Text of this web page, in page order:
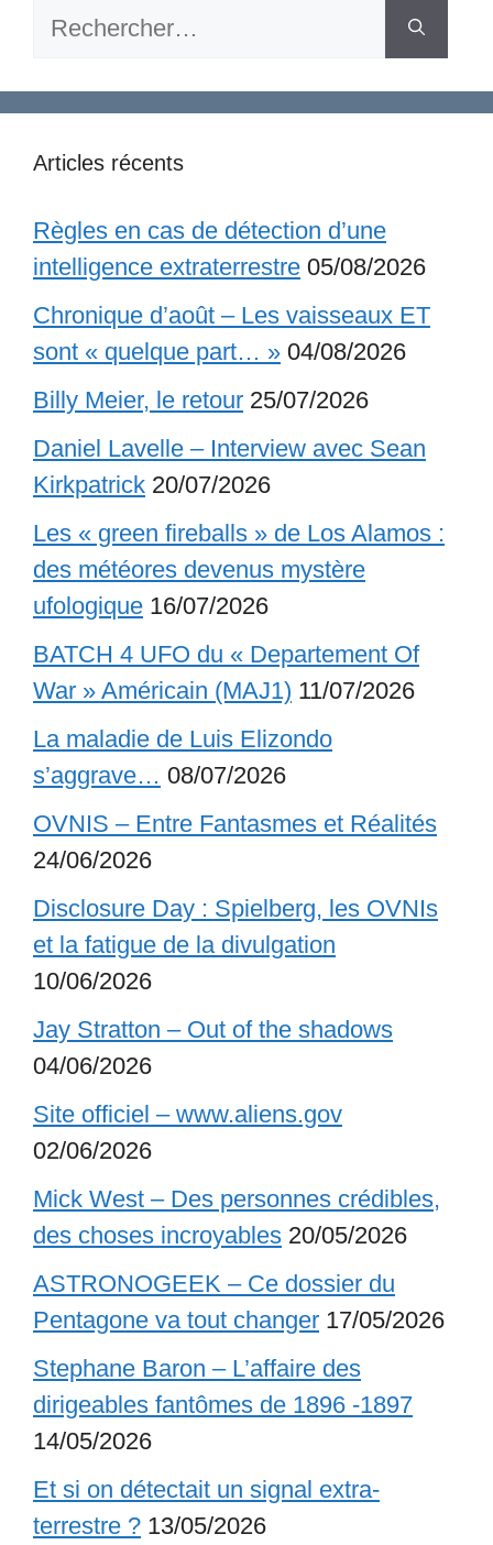
Rechercher :
Articles récents
Règles en cas de détection d’une
intelligence extraterrestre 05/08/2026
Chronique d’août – Les vaisseaux ET
sont « quelque part… » 04/08/2026
Billy Meier, le retour 25/07/2026
Daniel Lavelle – Interview avec Sean
Kirkpatrick 20/07/2026
Les « green fireballs » de Los Alamos :
des météores devenus mystère
ufologique 16/07/2026
BATCH 4 UFO du « Departement Of
War » Américain (MAJ1) 11/07/2026
La maladie de Luis Elizondo
s’aggrave… 08/07/2026
OVNIS – Entre Fantasmes et Réalités
24/06/2026
Disclosure Day : Spielberg, les OVNIs
et la fatigue de la divulgation
10/06/2026
Jay Stratton – Out of the shadows
04/06/2026
Site officiel – www.aliens.gov
02/06/2026
Mick West – Des personnes crédibles,
des choses incroyables 20/05/2026
ASTRONOGEEK – Ce dossier du
Pentagone va tout changer 17/05/2026
Stephane Baron – L’affaire des
dirigeables fantômes de 1896 -1897
14/05/2026
Et si on détectait un signal extra-
terrestre ? 13/05/2026